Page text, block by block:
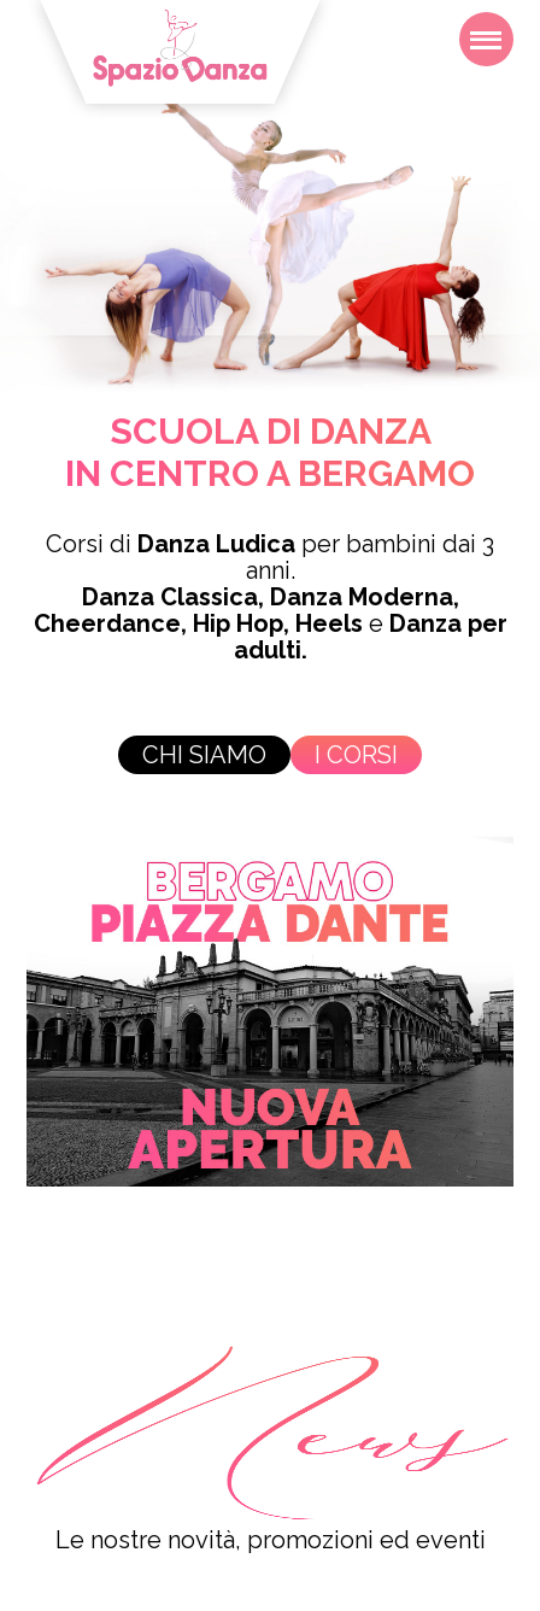
SCUOLA DI DANZA
IN CENTRO A BERGAMO
Corsi di Danza Ludica per bambini dai 3
anni.
Danza Classica, Danza Moderna,
Cheerdance, Hip Hop, Heels e Danza per
adulti.
CHI SIAMO I CORSI
Le nostre novità, promozioni ed eventi